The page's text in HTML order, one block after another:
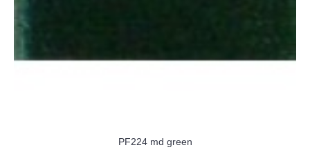
PF224 md green